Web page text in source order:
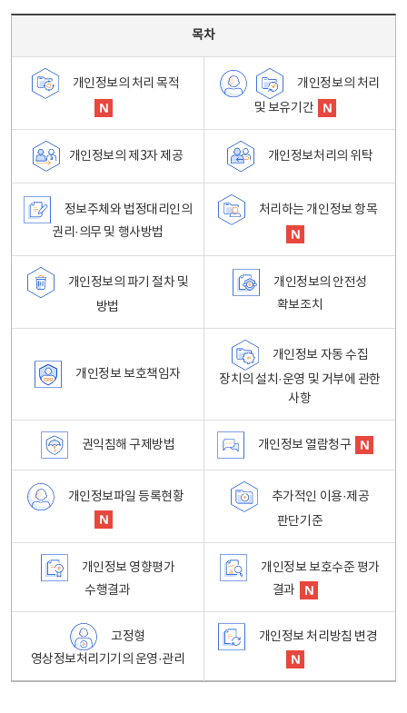
목차
개인정보의 처리 목적
개인정보의 처리
및 보유기간
개인정보의 제3자 제공 개인정보처리의 위탁
정보주체와 법정대리인의
권리·의무 및 행사방법
처리하는 개인정보 항목
개인정보의 파기 절차 및
방법
개인정보의 안전성
확보조치
개인정보 보호책임자
개인정보 자동 수집
장치의 설치·운영 및 거부에 관한
사항
권익침해 구제방법 개인정보 열람청구
개인정보파일 등록현황
추가적인 이용·제공
판단기준
개인정보 영향평가
수행결과
개인정보 보호수준 평가
결과
고정형
영상정보처리기기의 운영·관리
개인정보 처리방침 변경